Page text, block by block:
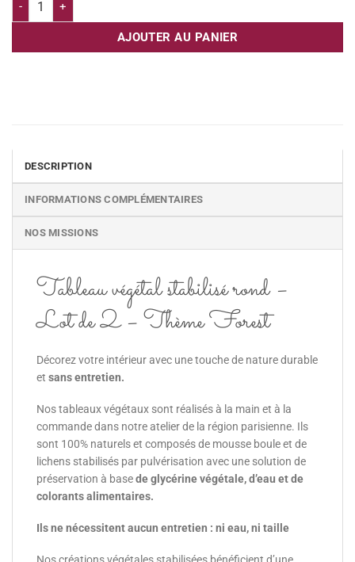
AJOUTER AU PANIER
DESCRIPTION
INFORMATIONS COMPLÉMENTAIRES
NOS MISSIONS
Tableau végétal stabilisé rond –
Lot de 2 – Thème Forest
Décorez votre intérieur avec une touche de nature durable
et sans entretien.
Nos tableaux végétaux sont réalisés à la main et à la
commande dans notre atelier de la région parisienne. Ils
sont 100% naturels et composés de mousse boule et de
lichens stabilisés par pulvérisation avec une solution de
préservation à basede glycérine végétale, d’eau et de
colorants alimentaires.
Ils ne nécessitent aucun entretien : ni eau, ni taille